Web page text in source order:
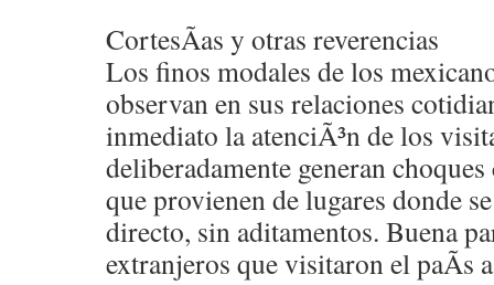
CortesÃ­as y otras reverencias
Los finos modales de los
observan en sus relaciones
inmediato la atenciÃ³n de los
deliberadamente generan
que provienen de lugares donde
directo, sin aditamentos. Buena
extranjeros que visitaron el paÃ­s